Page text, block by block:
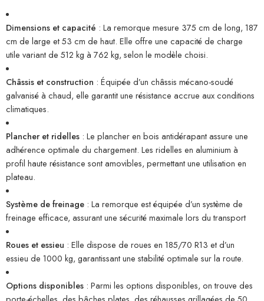
Dimensions et capacité : La remorque mesure 375 cm de long, 187
cm de large et 53 cm de haut. Elle offre une capacité de charge
utile variant de 512 kg à 762 kg, selon le modèle choisi.
Châssis et construction : Équipée d’un châssis mécano-soudé
galvanisé à chaud, elle garantit une résistance accrue aux conditions
climatiques.
Plancher et ridelles : Le plancher en bois antidérapant assure une
adhérence optimale du chargement. Les ridelles en aluminium à
profil haute résistance sont amovibles, permettant une utilisation en
plateau.
Système de freinage : La remorque est équipée d’un système de
freinage efficace, assurant une sécurité maximale lors du transport
Roues et essieu : Elle dispose de roues en 185/70 R13 et d’un
essieu de 1000 kg, garantissant une stabilité optimale sur la route.
Options disponibles : Parmi les options disponibles, on trouve des